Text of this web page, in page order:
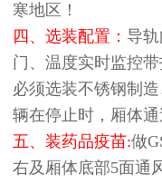
寒地区！
四、选装配置： 导
门、温度实时监控
必须选装不锈钢制
辆在停止时，厢体通
五、装药品疫苗:做
右及厢体底部5面通